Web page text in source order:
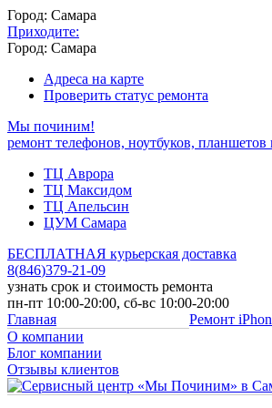
Город: Самара
Приходите:
Город: Самара
Адреса на карте
Проверить статус ремонта
Мы починим!
ремонт телефонов, ноутбуков,
ТЦ Аврора
ТЦ Максидом
ТЦ Апельсин
ЦУМ Самара
БЕСПЛАТНАЯ курьерская доставка
8(846)379-21-09
узнать срок и стоимость ремонта
пн-пт 10:00-20:00, сб-вс 10:00-20:00
Главная
О компании
Блог компании
Отзывы клиентов
Ремонт